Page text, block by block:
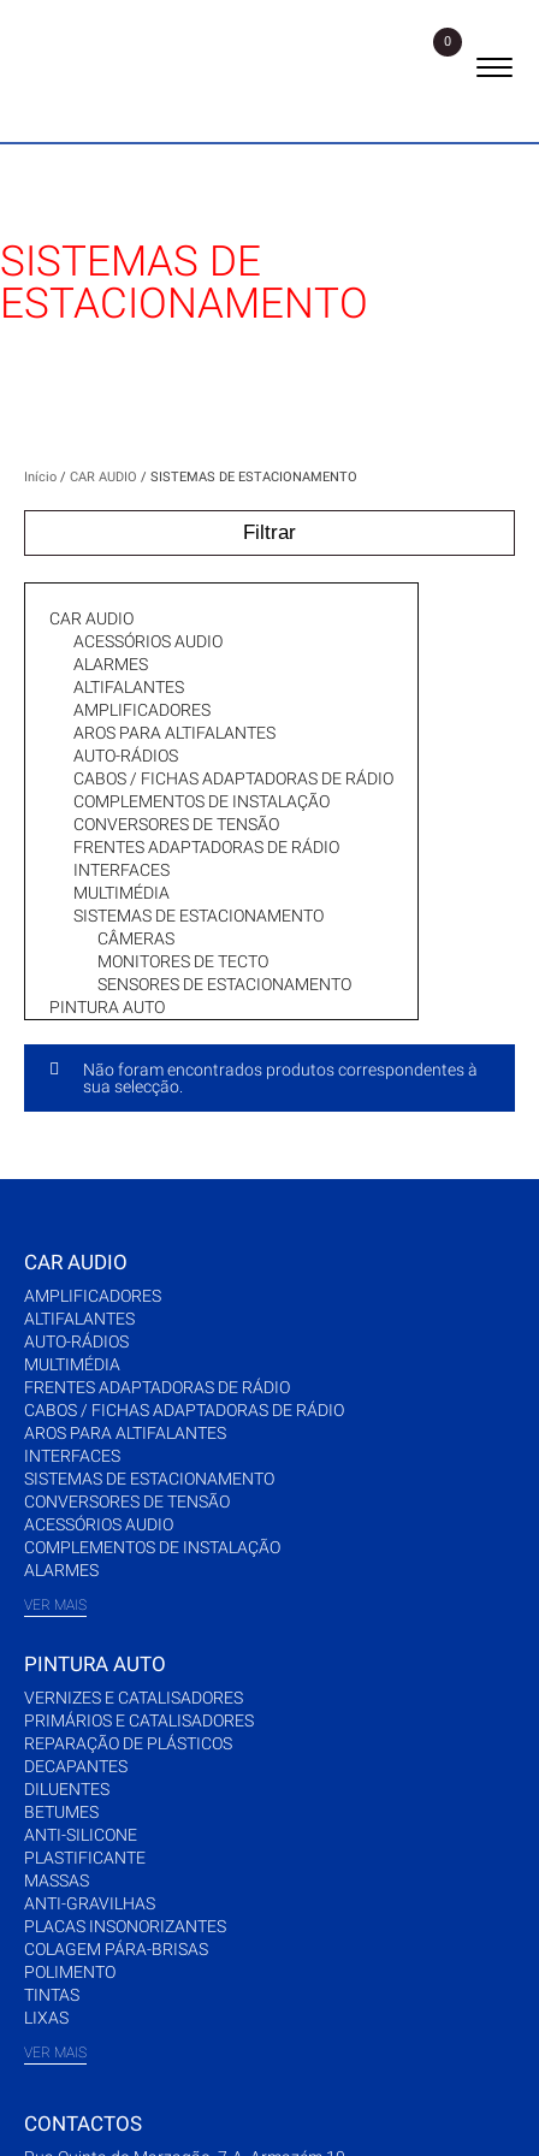
0
SISTEMAS DE
ESTACIONAMENTO
Início / CAR AUDIO / SISTEMAS DE ESTACIONAMENTO
Filtrar
Não foram encontrados produtos correspondentes à
sua selecção.
CAR AUDIO
ACESSÓRIOS AUDIO
ALARMES
ALTIFALANTES
AMPLIFICADORES
AROS PARA ALTIFALANTES
AUTO-RÁDIOS
CABOS / FICHAS ADAPTADORAS DE RÁDIO
COMPLEMENTOS DE INSTALAÇÃO
CONVERSORES DE TENSÃO
FRENTES ADAPTADORAS DE RÁDIO
INTERFACES
MULTIMÉDIA
SISTEMAS DE ESTACIONAMENTO
CÂMERAS
MONITORES DE TECTO
SENSORES DE ESTACIONAMENTO
PINTURA AUTO
CAR AUDIO
AMPLIFICADORES
ALTIFALANTES
AUTO-RÁDIOS
MULTIMÉDIA
FRENTES ADAPTADORAS DE RÁDIO
CABOS / FICHAS ADAPTADORAS DE RÁDIO
AROS PARA ALTIFALANTES
INTERFACES
SISTEMAS DE ESTACIONAMENTO
CONVERSORES DE TENSÃO
ACESSÓRIOS AUDIO
COMPLEMENTOS DE INSTALAÇÃO
ALARMES
VER MAIS
PINTURA AUTO
VERNIZES E CATALISADORES
PRIMÁRIOS E CATALISADORES
REPARAÇÃO DE PLÁSTICOS
DECAPANTES
DILUENTES
BETUMES
ANTI-SILICONE
PLASTIFICANTE
MASSAS
ANTI-GRAVILHAS
PLACAS INSONORIZANTES
COLAGEM PÁRA-BRISAS
POLIMENTO
TINTAS
LIXAS
VER MAIS
CONTACTOS